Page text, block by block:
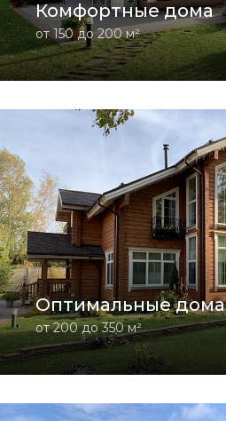
Комфортные дома
от 150 до 200 м²
Оптимальные дома
от 200 до 350 м²